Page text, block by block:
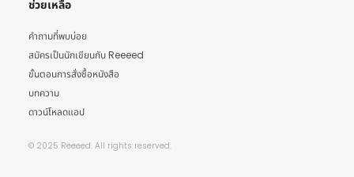
ช่วยเหลือ
คำถามที่พบบ่อย
สมัครเป็นนักเขียนกับ Reeeed
ขั้นตอนการสั่งซื้อหนังสือ
บทความ
ดาวน์โหลดแอป
© 2025 Reeeed. All rights reserved.